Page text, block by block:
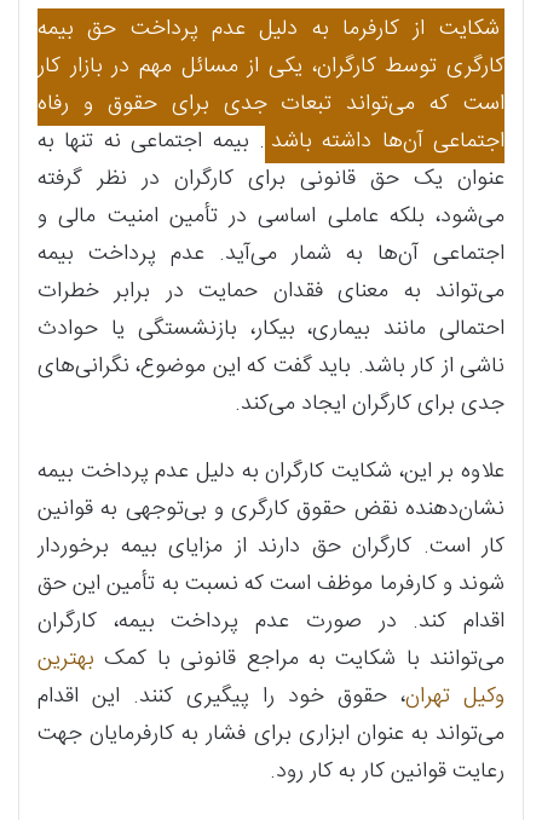
شکایت از کارفرما به دلیل عدم پرداخت حق بیمه
کارگری توسط کارگران، یکی از مسائل مهم در بازار کار
است که می‌تواند تبعات جدی برای حقوق و رفاه
اجتماعی آن‌ها داشته باشد . بیمه اجتماعی نه تنها به
عنوان یک حق قانونی برای کارگران در نظر گرفته
می‌شود، بلکه عاملی اساسی در تأمین امنیت مالی و
اجتماعی آن‌ها به شمار می‌آید. عدم پرداخت بیمه
می‌تواند به معنای فقدان حمایت در برابر خطرات
احتمالی مانند بیماری، بیکار، بازنشستگی یا حوادث
ناشی از کار باشد. باید گفت که این موضوع، نگرانی‌های
جدی برای کارگران ایجاد می‌کند.
علاوه بر این، شکایت کارگران به دلیل عدم پرداخت بیمه
نشان‌دهنده نقض حقوق کارگری و بی‌توجهی به قوانین
کار است. کارگران حق دارند از مزایای بیمه برخوردار
شوند و کارفرما موظف است که نسبت به تأمین این حق
اقدام کند. در صورت عدم پرداخت بیمه، کارگران
می‌توانند با شکایت به مراجع قانونی با کمک بهترین
وکیل تهران، حقوق خود را پیگیری کنند. این اقدام
می‌تواند به عنوان ابزاری برای فشار به کارفرمایان جهت
رعایت قوانین کار به کار رود.